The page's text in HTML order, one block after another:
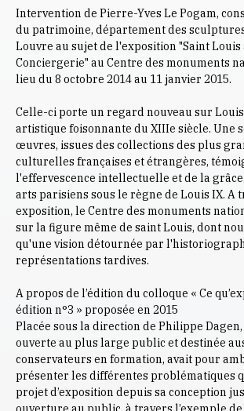
Intervention de Pierre-Yves Le Pogam,
du patrimoine, département des
Louvre au sujet de l'exposition "Saint Louis
Conciergerie" au Centre des monuments
lieu du 8 octobre 2014 au 11 janvier 2015.
Celle-ci porte un regard nouveau sur
artistique foisonnante du XIIIe siècle. Une
œuvres, issues des collections des plus
culturelles françaises et étrangères,
l'effervescence intellectuelle et de la
arts parisiens sous le règne de Louis IX. A
exposition, le Centre des monuments
sur la figure même de saint Louis, dont
qu'une vision détournée par
représentations tardives.
A propos de l’édition du colloque « Ce
édition n°3 » proposée en 2015
Placée sous la direction de Philippe
ouverte au plus large public et destinée
conservateurs en formation, avait pour
présenter les différentes problématiques
projet d’exposition depuis sa conception